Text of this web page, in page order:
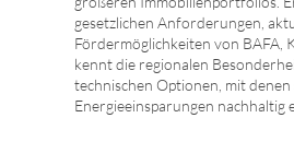
gesetzlichen Anforderungen,
Fördermöglichkeiten von BAFA,
kennt die regionalen
technischen Optionen, mit denen
Energieeinsparungen nachhaltig